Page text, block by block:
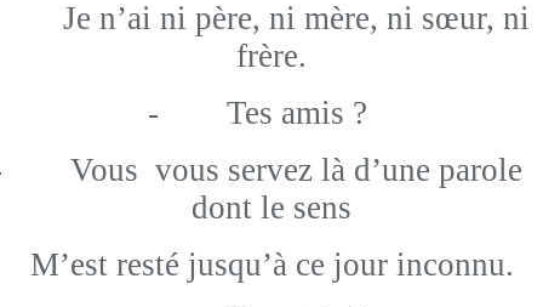
Je n’ai ni père, ni mère, ni sœur, ni
frère.
- Tes amis ?
Vous vous servez là d’une parole
dont le sens
M’est resté jusqu’à ce jour inconnu.